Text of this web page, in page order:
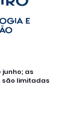
junho; as
são limitadas